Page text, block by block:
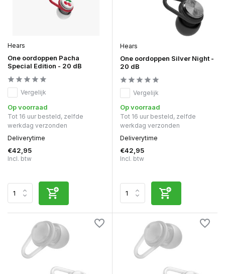
Hears
One oordoppen Pacha
Special Edition - 20 dB
Vergelijk
Op voorraad
Tot 16 uur besteld, zelfde
werkdag verzonden
Deliverytime
€42,95
Incl. btw
Hears
One oordoppen Silver Night -
20 dB
Vergelijk
Op voorraad
Tot 16 uur besteld, zelfde
werkdag verzonden
Deliverytime
€42,95
Incl. btw